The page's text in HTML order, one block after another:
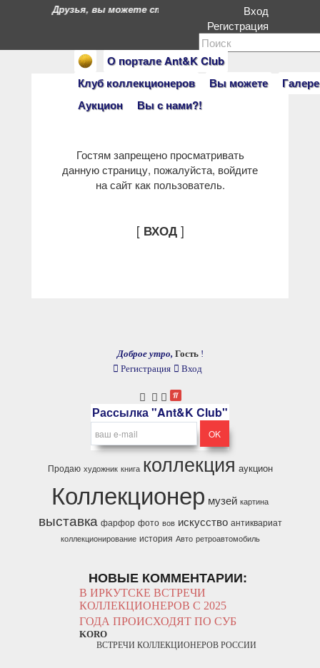
О портале Ant&K Club
Клуб коллекционеров
Вы можете
Аукцион
Вы с нами?!
Друзья, вы можете стать героями нашего портала.
Вход
Регистрация
Гостям запрещено просматривать
данную страницу, пожалуйста, войдите
на сайт как пользователь.
[ ВХОД]
Доброе утро, Гость !
Регистрация
Вход
Рассылка "Ant&K Club"
Продаю художник книга коллекция аукцион
Коллекционер музей картина
выставка фарфор фото вов искусство антиквариат
коллекционирование история Авто ретроавтомобиль
НОВЫЕ КОММЕНТАРИИ:
В ИРКУТСКЕ ВСТРЕЧИ
КОЛЛЕКЦИОНЕРОВ С 2025
ГОДА ПРОИСХОДЯТ ПО СУБ
KORO
ВСТРЕЧИ КОЛЛЕКЦИОНЕРОВ РОССИИ